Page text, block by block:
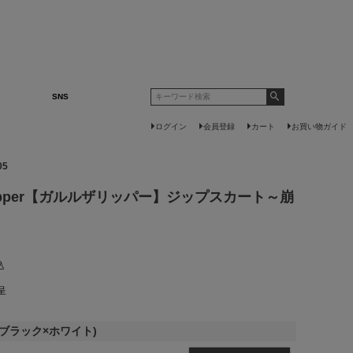
SNS
ログイン 会員登録 カート お買い物ガイド
【ガルルザリッパー】ジップスカート～崩
ラック×ホワイト)